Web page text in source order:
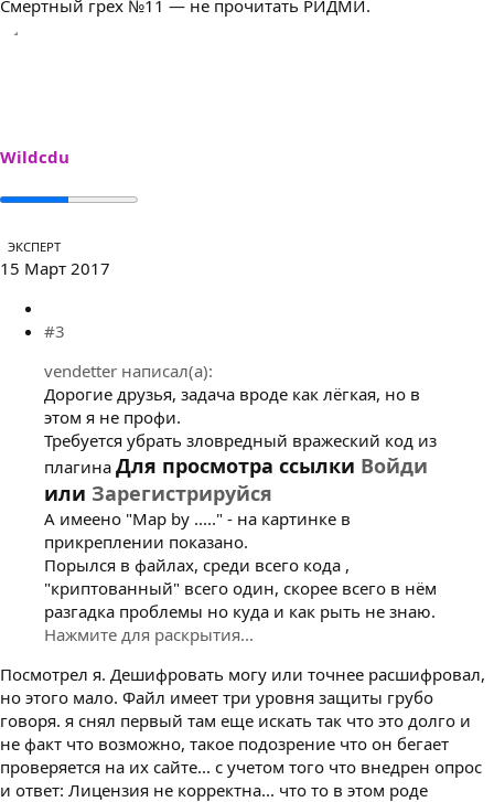
Смертный грех №11 — не прочитать РИДМИ.
Wildcdu
ЭКСПЕРТ
15 Март 2017
#3
vendetter написал(а):
Дорогие друзья, задача вроде как лёгкая, но в
этом я не профи.
Требуется убрать зловредный вражеский код из
плагина Для просмотра ссылки Войди
или Зарегистрируйся
А имеено "Map by ....." - на картинке в
прикреплении показано.
Порылся в файлах, среди всего кода ,
"криптованный" всего один, скорее всего в нём
разгадка проблемы но куда и как рыть не знаю.
Нажмите для раскрытия...
Посмотрел я. Дешифровать могу или точнее расшифровал,
но этого мало. Файл имеет три уровня защиты грубо
говоря. я снял первый там еще искать так что это долго и
не факт что возможно, такое подозрение что он бегает
проверяется на их сайте... с учетом того что внедрен опрос
и ответ: Лицензия не корректна... что то в этом роде